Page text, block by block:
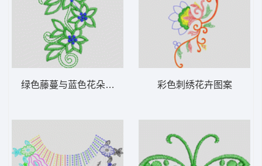
绿色藤蔓与蓝色花朵刺绣图案 彩色刺绣花卉图案